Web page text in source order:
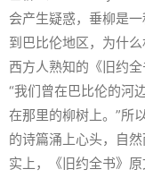
会产生疑惑，垂柳是
到巴比伦地区，为什
西方人熟知的《旧约
“我们曾在巴比伦的河
在那里的柳树上。”所
的诗篇涌上心头，自
实上，《旧约全书》